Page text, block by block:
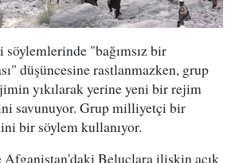
"bağımsız bir
düşüncesine rastlanmazken, grup
yıkılarak yerine yeni bir rejim
savunuyor. Grup milliyetçi bir
bir söylem kullanıyor.
Afganistan'daki Beluçlara ilişkin açık